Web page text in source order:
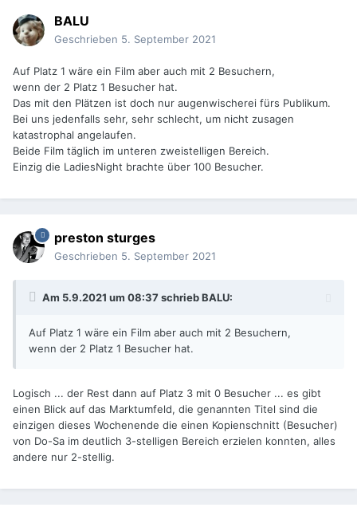
BALU
Geschrieben 5. September 2021
Auf Platz 1 wäre ein Film aber auch mit 2 Besuchern,
wenn der 2 Platz 1 Besucher hat.
Das mit den Plätzen ist doch nur augenwischerei fürs Publikum.
Bei uns jedenfalls sehr, sehr schlecht, um nicht zusagen
katastrophal angelaufen.
Beide Film täglich im unteren zweistelligen Bereich.
Einzig die LadiesNight brachte über 100 Besucher.
preston sturges
Geschrieben 5. September 2021
Am 5.9.2021 um 08:37 schriebBALU:
Auf Platz 1 wäre ein Film aber auch mit 2 Besuchern,
wenn der 2 Platz 1 Besucher hat.
Logisch ... der Rest dann auf Platz 3 mit 0 Besucher ... es gibt
einen Blick auf das Marktumfeld, die genannten Titel sind die
einzigen dieses Wochenende die einen Kopienschnitt (Besucher)
von Do-Sa im deutlich 3-stelligen Bereich erzielen konnten, alles
andere nur 2-stellig.